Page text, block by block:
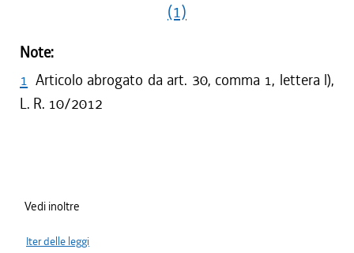
(1)
Note:
1 Articolo abrogato da art. 30, comma 1, lettera l),
L. R. 10/2012
Vedi inoltre
Iter delle leggi